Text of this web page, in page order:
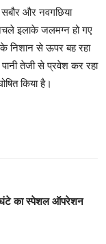
और नवगछिया
इलाके जलमग्न हो गए
निशान से ऊपर बह रहा
तेजी से प्रवेश कर रहा
किया है।
घंटे का स्पेशल ऑपरेशन